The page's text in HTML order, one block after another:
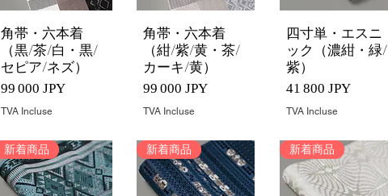
Aperçu rapide
角帯・六本着
（黒/茶/白・黒/
セピア/ネズ）
Prix
99 000 JPY
TVA Incluse
Aperçu rapide
角帯・六本着
（紺/紫/黄・茶/
カーキ/黄）
Prix
99 000 JPY
TVA Incluse
Aperçu rapide
四寸単・エスニ
ック（濃紺・緑/
紫）
Prix
41 800 JPY
TVA Incluse
新着商品 新着商品 新着商品